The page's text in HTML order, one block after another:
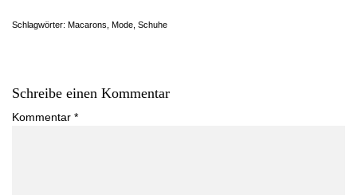
Schlagwörter: Macarons Mode Schuhe
Schreibe einen Kommentar
Kommentar *